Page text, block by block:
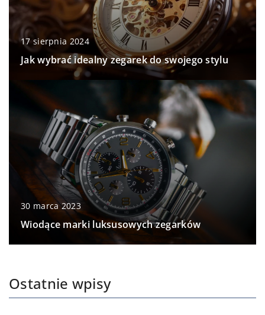
17 sierpnia 2024
Jak wybrać idealny zegarek do swojego stylu
30 marca 2023
Wiodące marki luksusowych zegarków
Ostatnie wpisy